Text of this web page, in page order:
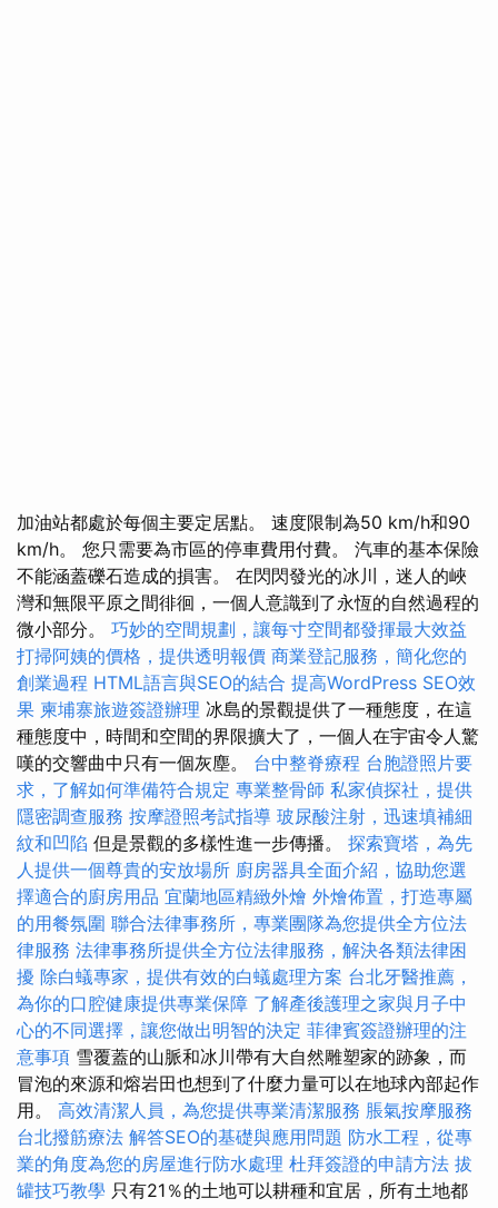
加油站都處於每個主要定居點。 速度限制為50 km/h和90
km/h。 您只需要為市區的停車費用付費。 汽車的基本保險
不能涵蓋礫石造成的損害。 在閃閃發光的冰川，迷人的峽
灣和無限平原之間徘徊，一個人意識到了永恆的自然過程的
微小部分。 巧妙的空間規劃，讓每寸空間都發揮最大效益
打掃阿姨的價格，提供透明報價 商業登記服務，簡化您的
創業過程 HTML語言與SEO的結合 提高WordPress SEO效
果 柬埔寨旅遊簽證辦理 冰島的景觀提供了一種態度，在這
種態度中，時間和空間的界限擴大了，一個人在宇宙令人驚
嘆的交響曲中只有一個灰塵。 台中整脊療程 台胞證照片要
求，了解如何準備符合規定 專業整骨師 私家偵探社，提供
隱密調查服務 按摩證照考試指導 玻尿酸注射，迅速填補細
紋和凹陷 但是景觀的多樣性進一步傳播。 探索寶塔，為先
人提供一個尊貴的安放場所 廚房器具全面介紹，協助您選
擇適合的廚房用品 宜蘭地區精緻外燴 外燴佈置，打造專屬
的用餐氛圍 聯合法律事務所，專業團隊為您提供全方位法
律服務 法律事務所提供全方位法律服務，解決各類法律困
擾 除白蟻專家，提供有效的白蟻處理方案 台北牙醫推薦，
為你的口腔健康提供專業保障 了解產後護理之家與月子中
心的不同選擇，讓您做出明智的決定 菲律賓簽證辦理的注
意事項 雪覆蓋的山脈和冰川帶有大自然雕塑家的跡象，而
冒泡的來源和熔岩田也想到了什麼力量可以在地球內部起作
用。 高效清潔人員，為您提供專業清潔服務 脹氣按摩服務
台北撥筋療法 解答SEO的基礎與應用問題 防水工程，從專
業的角度為您的房屋進行防水處理 杜拜簽證的申請方法 拔
罐技巧教學 只有21％的土地可以耕種和宜居，所有土地都